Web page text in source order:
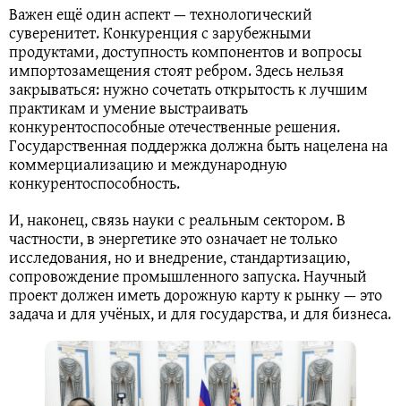
Важен ещё один аспект — технологический
суверенитет. Конкуренция с зарубежными
продуктами, доступность компонентов и вопросы
импортозамещения стоят ребром. Здесь нельзя
закрываться: нужно сочетать открытость к лучшим
практикам и умение выстраивать
конкурентоспособные отечественные решения.
Государственная поддержка должна быть нацелена на
коммерциализацию и международную
конкурентоспособность.
И, наконец, связь науки с реальным сектором. В
частности, в энергетике это означает не только
исследования, но и внедрение, стандартизацию,
сопровождение промышленного запуска. Научный
проект должен иметь дорожную карту к рынку — это
задача и для учёных, и для государства, и для бизнеса.